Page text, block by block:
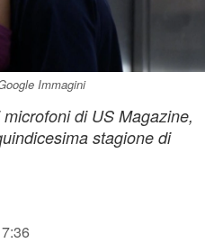
Immagini
di US Magazine,
stagione di